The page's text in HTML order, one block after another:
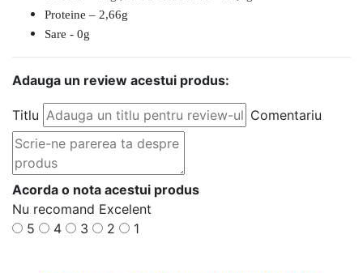
Proteine – 2,66g
Sare - 0g
Adauga un review acestui produs:
Titlu Comentariu
Acorda o nota acestui produs
Nu recomand Excelent
5
4 3 2 1